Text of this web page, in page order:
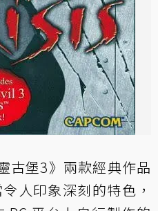
古堡3》兩款經典作品
人印象深刻的特色，